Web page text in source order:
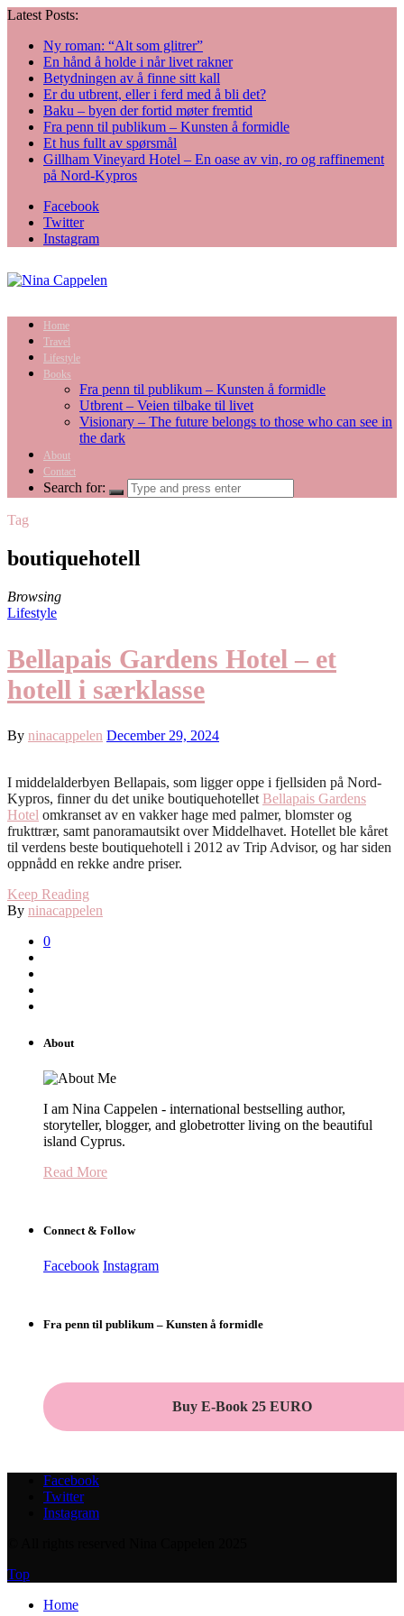
Latest Posts:
Ny roman: “Alt som glitrer”
En hånd å holde i når livet rakner
Betydningen av å finne sitt kall
Er du utbrent, eller i ferd med å bli det?
Baku – byen der fortid møter fremtid
Fra penn til publikum – Kunsten å formidle
Et hus fullt av spørsmål
Gillham Vineyard Hotel – En oase av vin, ro og raffinement
på Nord-Kypros
Facebook
Twitter
Instagram
Home
Travel
Lifestyle
Books
Fra penn til publikum – Kunsten å formidle
Utbrent – Veien tilbake til livet
Visionary – The future belongs to those who can see in
the dark
About
Contact
Search for:
Tag
boutiquehotell
Browsing
Lifestyle
Bellapais Gardens Hotel – et
hotell i særklasse
By ninacappelen December 29, 2024
I middelalderbyen Bellapais, som ligger oppe i fjellsiden på Nord-
Kypros, finner du det unike boutiquehotellet Bellapais Gardens
Hotel omkranset av en vakker hage med palmer, blomster og
frukttrær, samt panoramautsikt over Middelhavet. Hotellet ble kåret
til verdens beste boutiquehotell i 2012 av Trip Advisor, og har siden
oppnådd en rekke andre priser.
Keep Reading
By ninacappelen
0
About
I am Nina Cappelen - international bestselling author,
storyteller, blogger, and globetrotter living on the beautiful
island Cyprus.
Read More
Connect & Follow
Facebook Instagram
Fra penn til publikum – Kunsten å formidle
Buy E-Book 25 EURO
Facebook
Twitter
Instagram
Top
Home